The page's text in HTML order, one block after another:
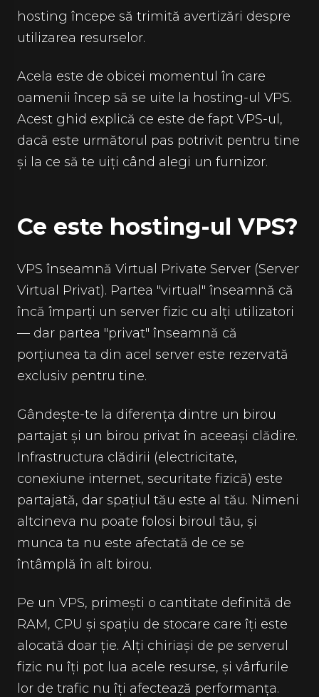
hosting începe să trimită avertizări despre
utilizarea resurselor.
Acela este de obicei momentul în care
oamenii încep să se uite la hosting-ul VPS.
Acest ghid explică ce este de fapt VPS-ul,
dacă este următorul pas potrivit pentru tine
și la ce să te uiți când alegi un furnizor.
Ce este hosting-ul VPS?
VPS înseamnă Virtual Private Server (Server
Virtual Privat). Partea "virtual" înseamnă că
încă împarți un server fizic cu alți utilizatori
— dar partea "privat" înseamnă că
porțiunea ta din acel server este rezervată
exclusiv pentru tine.
Gândește-te la diferența dintre un birou
partajat și un birou privat în aceeași clădire.
Infrastructura clădirii (electricitate,
conexiune internet, securitate fizică) este
partajată, dar spațiul tău este al tău. Nimeni
altcineva nu poate folosi biroul tău, și
munca ta nu este afectată de ce se
întâmplă în alt birou.
Pe un VPS, primești o cantitate definită de
RAM, CPU și spațiu de stocare care îți este
alocată doar ție. Alți chiriași de pe serverul
fizic nu îți pot lua acele resurse, și vârfurile
lor de trafic nu îți afectează performanța.